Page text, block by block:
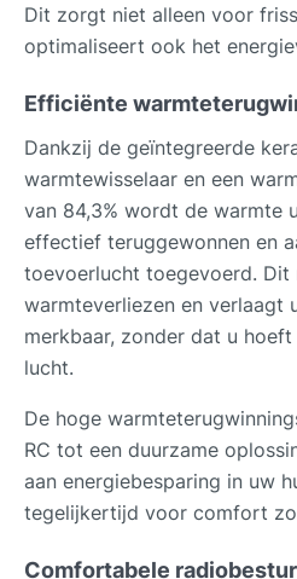
Dit zorgt niet alleen voor
optimaliseert ook het
Efficiënte
Dankzij de geïntegreerde
warmtewisselaar en een
van 84,3% wordt de warmte
effectief teruggewonnen en
toevoerlucht toegevoerd. Dit
warmteverliezen en verlaagt
merkbaar, zonder dat u
lucht.
De hoge
RC tot een duurzame
aan energiebesparing in uw
tegelijkertijd voor comfort
Comfortabele